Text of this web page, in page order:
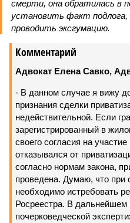
смерти, она обратилась в
установить факт
проводить эксгумацию.
Комментарий
Адвокат Елена Савко,
- В данном случае я вижу
признания сделки
недействительной. Если
зарегистрированный в
своего согласия на
отказывался от
согласно нормам закона,
проведена. Думаю, что при
необходимо истребовать
Росреестра. В дальнейшем
почерковедческой